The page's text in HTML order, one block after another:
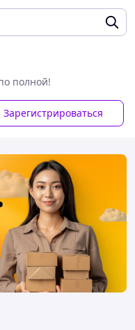
полной!
Зарегистрироваться